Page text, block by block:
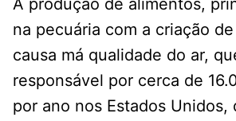
A produção de alimentos,
na pecuária com a criação
causa má qualidade do ar,
responsável por cerca de
por ano nos Estados Unidos,